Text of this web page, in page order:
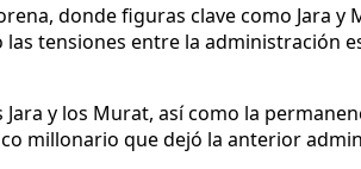
donde figuras clave como Jara
tensiones entre la administración
y los Murat, así como la
millonario que dejó la anterior